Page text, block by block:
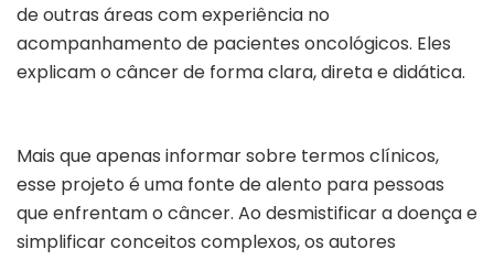
de outras áreas com experiência no
acompanhamento de pacientes oncológicos. Eles
explicam o câncer de forma clara, direta e didática.
Mais que apenas informar sobre termos clínicos,
esse projeto é uma fonte de alento para pessoas
que enfrentam o câncer. Ao desmistificar a doença e
simplificar conceitos complexos, os autores